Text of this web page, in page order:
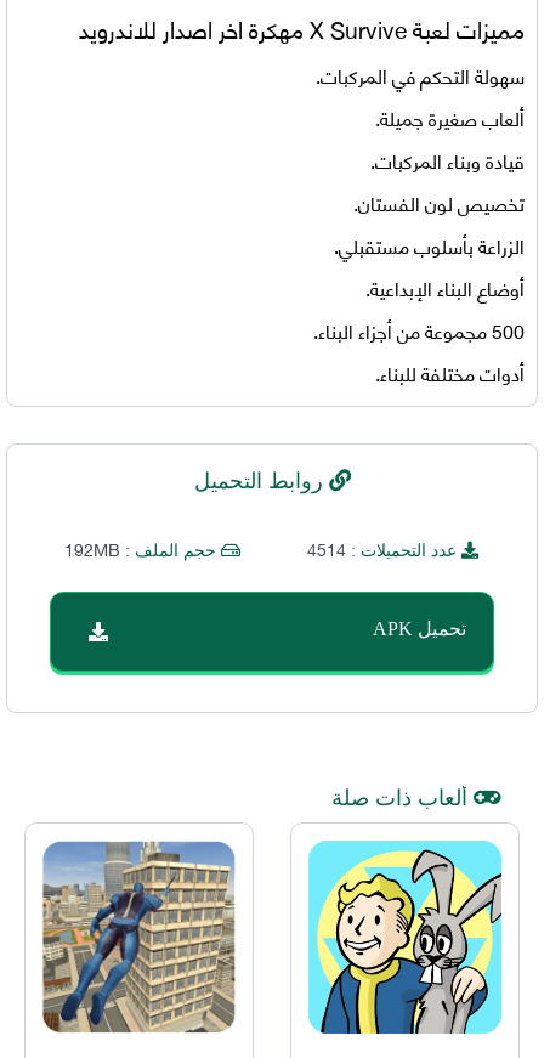
مميزات لعبةX Survive مهكرة اخر اصدار للاندرويد
سهولة التحكم في المركبات.
ألعاب صغيرة جميلة.
قيادة وبناء المركبات.
تخصيص لون الفستان.
الزراعة بأسلوب مستقبلي.
أوضاع البناء الإبداعية.
500 مجموعة من أجزاء البناء.
أدوات مختلفة للبناء.
روابط التحميل
عدد التحميلات :4514 حجم الملف : 192MB
تحميل APK
ألعاب ذات صلة